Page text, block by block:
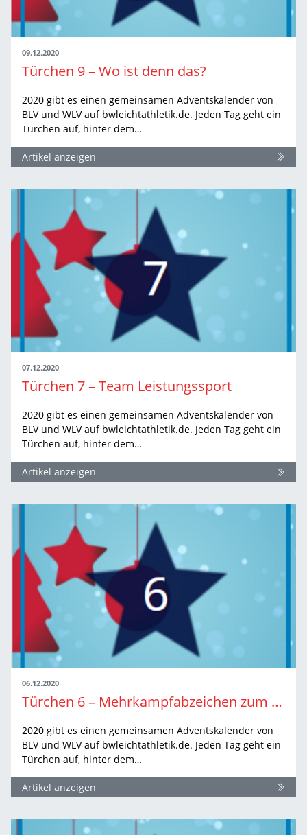
09.12.2020
Türchen 9 – Wo ist denn das?
2020 gibt es einen gemeinsamen Adventskalender von
BLV und WLV auf bwleichtathletik.de. Jeden Tag geht ein
Türchen auf, hinter dem…
Artikel anzeigen
07.12.2020
Türchen 7 – Team Leistungssport
2020 gibt es einen gemeinsamen Adventskalender von
BLV und WLV auf bwleichtathletik.de. Jeden Tag geht ein
Türchen auf, hinter dem…
Artikel anzeigen
06.12.2020
Türchen 6 – Mehrkampfabzeichen zum 65. Mal geschafft: Manfred Erdmann
2020 gibt es einen gemeinsamen Adventskalender von
BLV und WLV auf bwleichtathletik.de. Jeden Tag geht ein
Türchen auf, hinter dem…
Artikel anzeigen